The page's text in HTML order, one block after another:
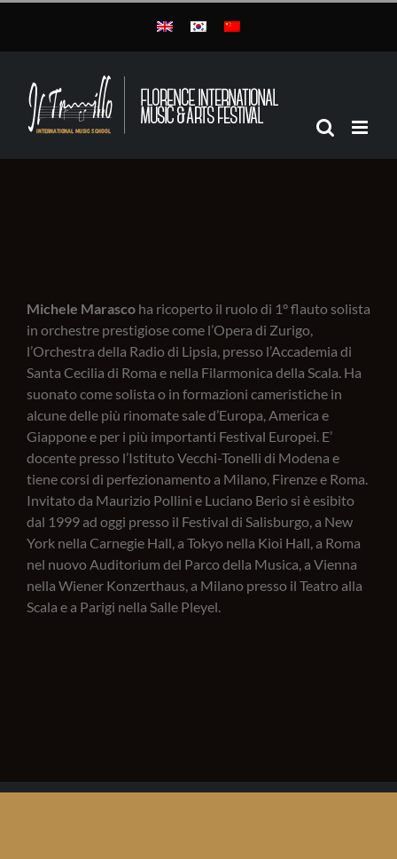
content
Michele Marasco ha ricoperto il ruolo di 1° flauto solista
in orchestre prestigiose come l’Opera di Zurigo,
l’Orchestra della Radio di Lipsia, presso l’Accademia di
Santa Cecilia di Roma e nella Filarmonica della Scala. Ha
suonato come solista o in formazioni cameristiche in
alcune delle più rinomate sale d’Europa, America e
Giappone e per i più importanti Festival Europei. E’
docente presso l’Istituto Vecchi-Tonelli di Modena e
tiene corsi di perfezionamento a Milano, Firenze e Roma.
Invitato da Maurizio Pollini e Luciano Berio si è esibito
dal 1999 ad oggi presso il Festival di Salisburgo, a New
York nella Carnegie Hall, a Tokyo nella Kioi Hall, a Roma
nel nuovo Auditorium del Parco della Musica, a Vienna
nella Wiener Konzerthaus, a Milano presso il Teatro alla
Scala e a Parigi nella Salle Pleyel.